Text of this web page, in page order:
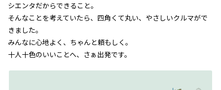
シエンタだからできること。
そんなことを考えていたら、四角くて丸い、やさしいクルマがで
きました。
みんなに心地よく、ちゃんと頼もしく。
十人十色のいいことへ、さぁ出発です。